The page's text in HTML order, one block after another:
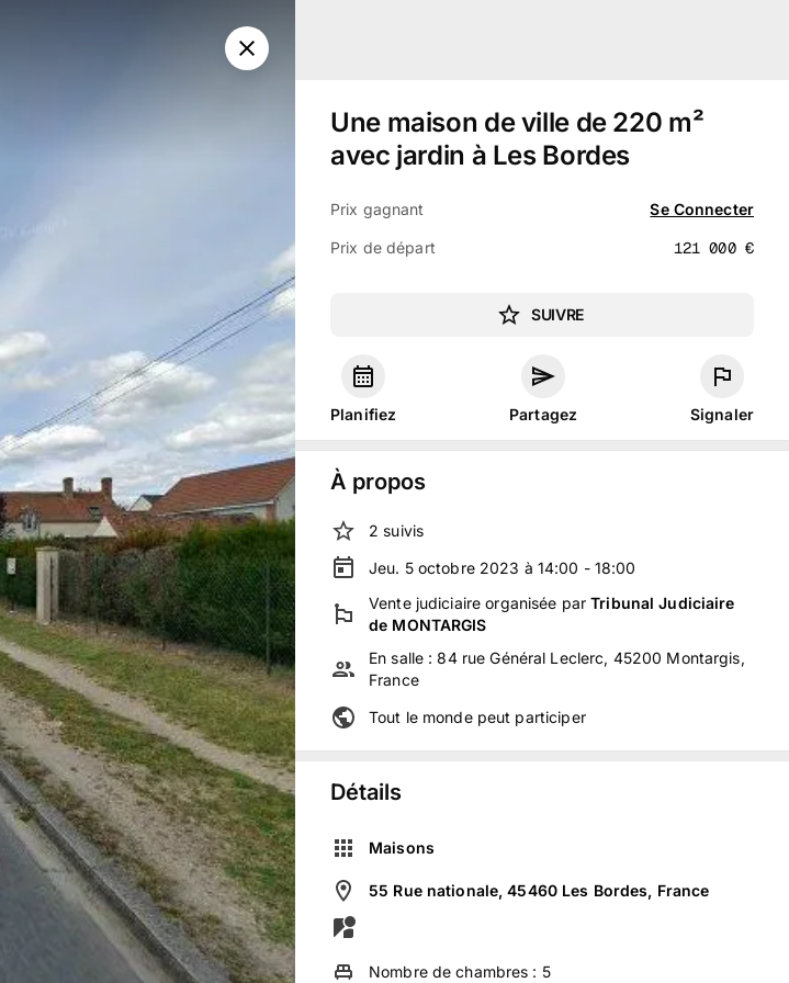
Une maison de ville de 220 m²
avec jardin à Les Bordes
Prix gagnant Se Connecter
Prix de départ 121 000 €
SUIVRE
Planifiez Partagez Signaler
À propos
2 suivis
Jeu. 5 octobre 2023 à 14:00 - 18:00
Vente judiciaire organisée parTribunal Judiciaire
de MONTARGIS
En salle :84 rue Général Leclerc, 45200 Montargis,
France
Tout le monde peut participer
Détails
Maisons
55 Rue nationale, 45460 Les Bordes, France
Nombre de chambres : 5